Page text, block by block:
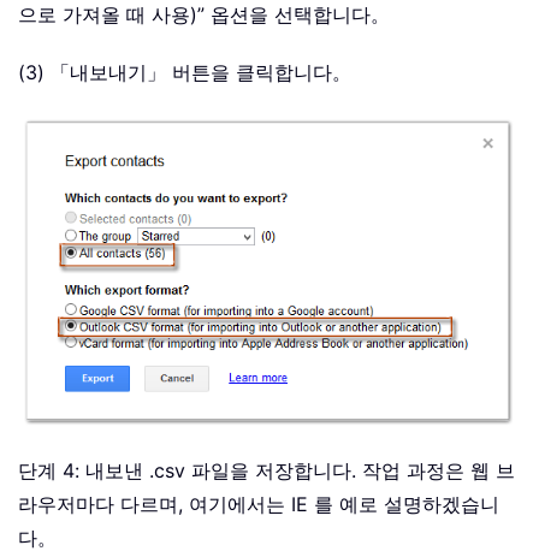
으로 가져올 때 사용)” 옵션을 선택합니다。
(3) 「내보내기」 버튼을 클릭합니다。
단계 4: 내보낸 .csv 파일을 저장합니다. 작업 과정은 웹 브
라우저마다 다르며, 여기에서는 IE 를 예로 설명하겠습니
다。